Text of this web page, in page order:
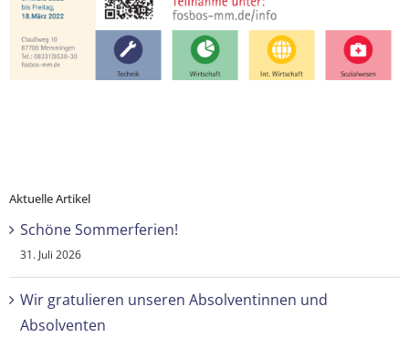
Aktuelle Artikel
Schöne Sommerferien!
31. Juli 2026
Wir gratulieren unseren Absolventinnen und
Absolventen